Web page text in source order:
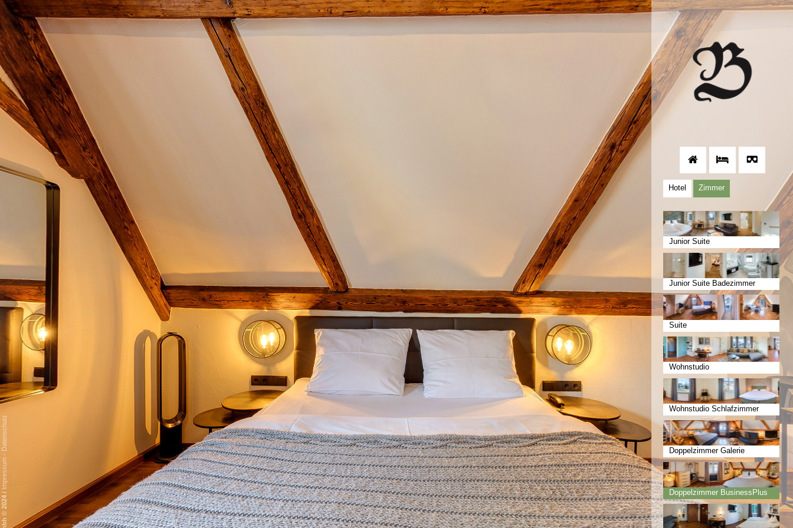
Hotel Zimmer
Junior Suite
Junior Suite Badezimmer
Suite
Wohnstudio
Wohnstudio Schlafzimmer
Doppelzimmer Galerie
Doppelzimmer BusinessPlus
/
Impressum
-
Datenschutz